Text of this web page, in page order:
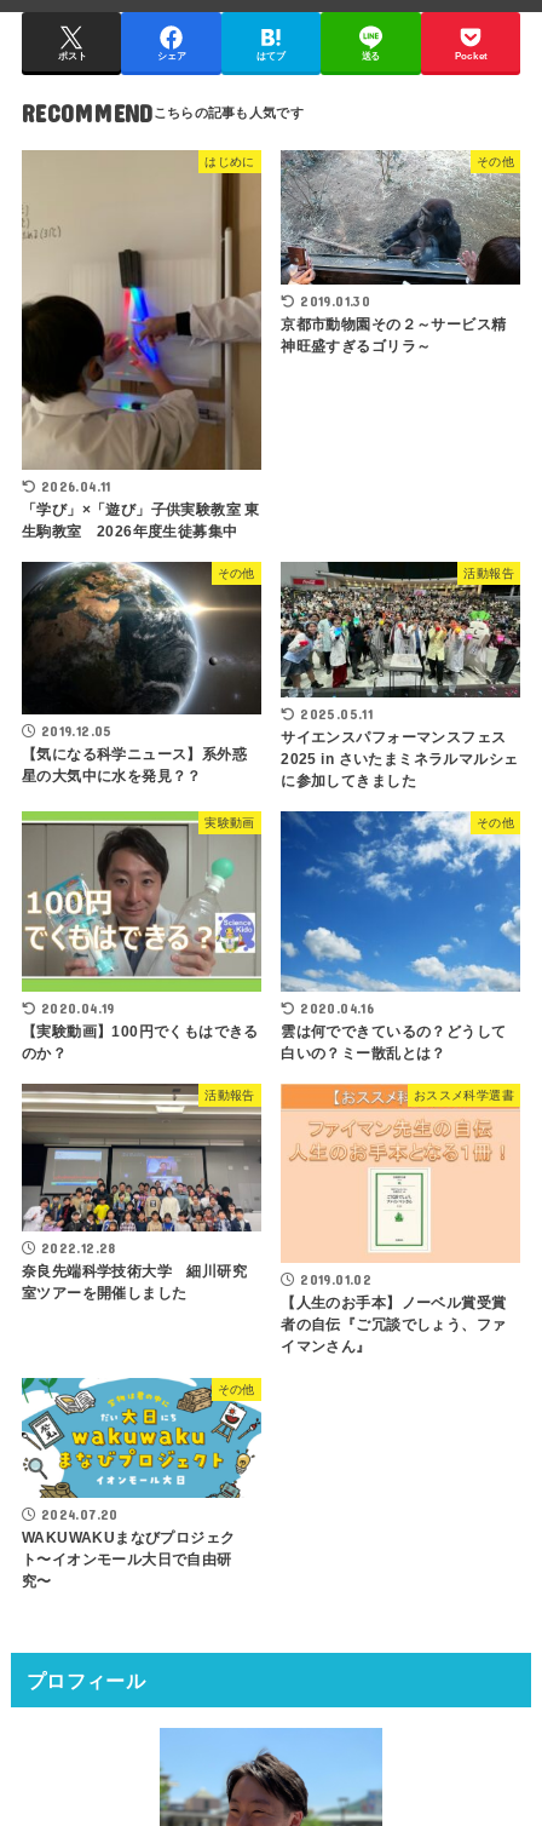
ポスト シェア はてブ 送る Pocket
RECOMMEND
はじめに
2026.04.11
「学び」×「遊び」子供実験教室 東
生駒教室 2026年度生徒募集中
その他
2019.01.30
京都市動物園その２～サービス精
神旺盛すぎるゴリラ～
その他
2019.12.05
【気になる科学ニュース】系外惑
星の大気中に水を発見？？
活動報告
2025.05.11
サイエンスパフォーマンスフェス
2025 in さいたまミネラルマルシェ
に参加してきました
実験動画
2020.04.19
【実験動画】100円でくもはできる
のか？
その他
2020.04.16
雲は何でできているの？どうして
白いの？ミー散乱とは？
活動報告
2022.12.28
奈良先端科学技術大学 細川研究
室ツアーを開催しました
おススメ科学選書
2019.01.02
【人生のお手本】ノーベル賞受賞
者の自伝『ご冗談でしょう、ファ
イマンさん』
その他
2024.07.20
WAKUWAKUまなびプロジェク
ト〜イオンモール大日で自由研
究〜
プロフィール